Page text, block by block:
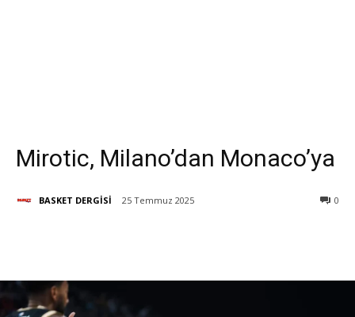
Mirotic, Milano’dan Monaco’ya
BASKET DERGİSİ 25 Temmuz 2025 0